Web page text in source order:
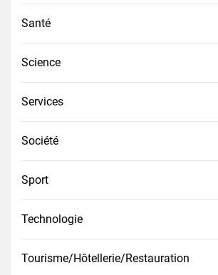
Santé
Science
Services
Société
Sport
Technologie
Tourisme/Hôtellerie/Restauration